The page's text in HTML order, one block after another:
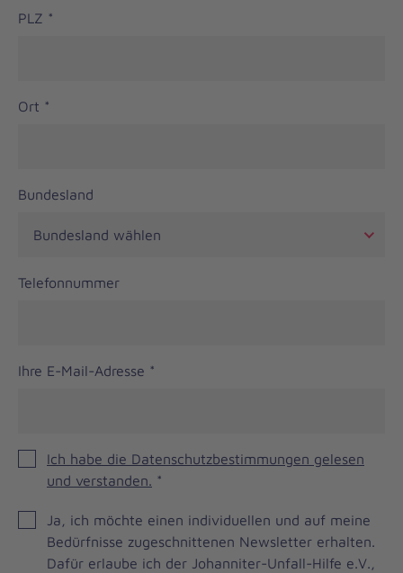
PLZ *
Ort *
Bundesland
Telefonnummer
Ihre E-Mail-Adresse *
Ich habe die Datenschutzbestimmungen gelesen
und verstanden. *
Brevo
Newsletter
Ja, ich möchte einen individuellen und auf meine
Bedürfnisse zugeschnittenen Newsletter erhalten.
Dafür erlaube ich der Johanniter-Unfall-Hilfe e.V.,